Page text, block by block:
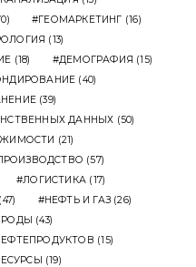
ГЕОМАРКЕТИНГ (16)
(13)
(18) ДЕМОГРАФИЯ (15)
(40)
(39)
ДАННЫХ (50)
(21)
(57)
ЛОГИСТИКА (17)
(47) НЕФТЬ И ГАЗ(26)
(43)
(15)
(19)